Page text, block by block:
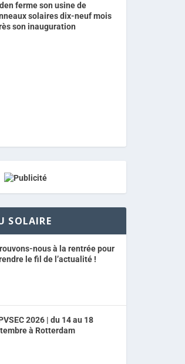
ferme son usine de
solaires dix-neuf mois
son inauguration
SOLAIRE
nous à la rentrée pour
le fil de l’actualité !
2026 | du 14 au 18
à Rotterdam